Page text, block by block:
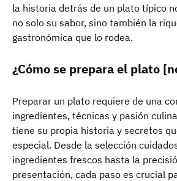
la historia detrás de un plato típico
no solo su sabor, sino también la
gastronómica que lo rodea.
¿Cómo se prepara el plato
Preparar un plato requiere de una
ingredientes, técnicas y pasión
tiene su propia historia y secretos
especial. Desde la selección
ingredientes frescos hasta la
presentación, cada paso es crucial